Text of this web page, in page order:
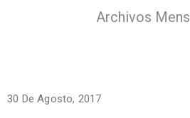
Archivos
30 De Agosto, 2017